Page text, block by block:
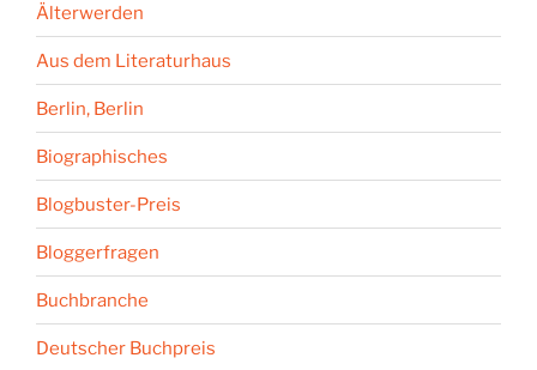
Älterwerden
Aus dem Literaturhaus
Berlin, Berlin
Biographisches
Blogbuster-Preis
Bloggerfragen
Buchbranche
Deutscher Buchpreis